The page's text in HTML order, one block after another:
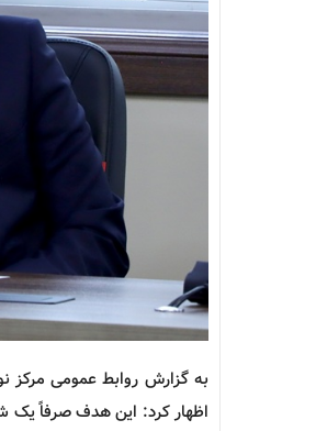
به گزارش روابط عمومی مرکز
اظهار کرد: این هدف صرفاً